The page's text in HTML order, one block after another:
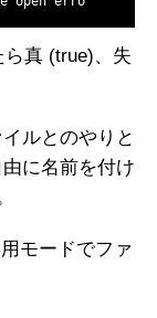
真 (true)、失
ルとのやりと
に名前を付け
モードでファ